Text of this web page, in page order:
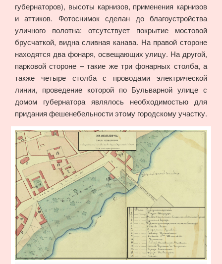
губернаторов), высоты карнизов, применения карнизов
и аттиков. Фотоснимок сделан до благоустройства
уличного полотна: отсутствует покрытие мостовой
брусчаткой, видна сливная канава. На правой стороне
находятся два фонаря, освещающих улицу. На другой,
парковой стороне – такие же три фонарных столба, а
также четыре столба с проводами электрической
линии, проведение которой по Бульварной улице с
домом губернатора являлось необходимостью для
придания фешенебельности этому городскому участку.